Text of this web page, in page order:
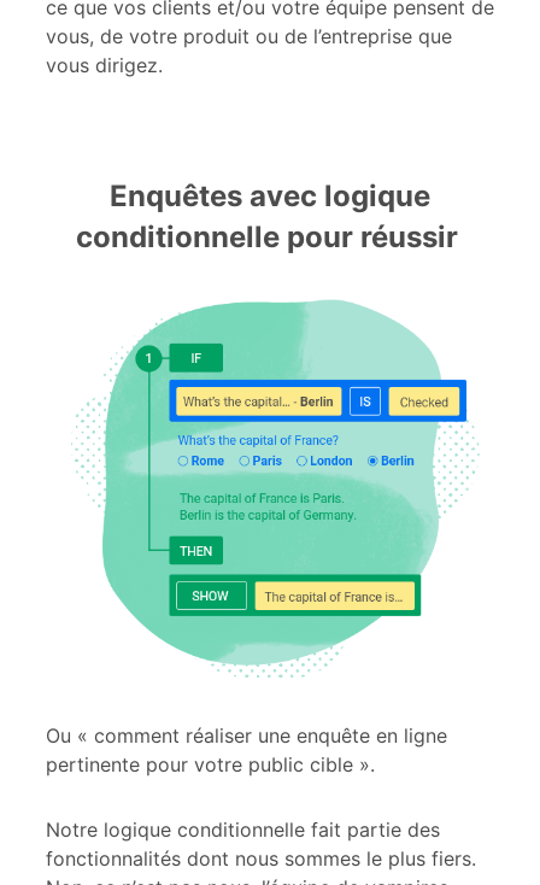
ce que vos clients et/ou votre équipe pensent de
vous, de votre produit ou de l’entreprise que
vous dirigez.
Enquêtes avec logique
conditionnelle pour réussir
Ou « comment réaliser une enquête en ligne
pertinente pour votre public cible ».
Notre logique conditionnelle fait partie des
fonctionnalités dont nous sommes le plus fiers.